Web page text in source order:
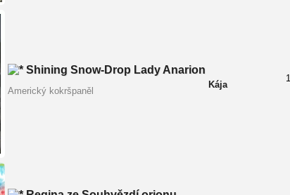
Shining Snow-Drop Lady Anarion
Americký kokršpaněl
Kája